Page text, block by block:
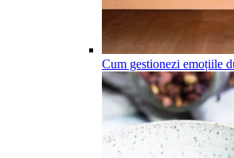
Cum gestionezi emoțiile